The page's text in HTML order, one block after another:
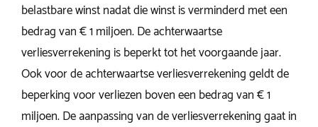
belastbare winst nadat die winst is verminderd met een
bedrag van € 1 miljoen. De achterwaartse
verliesverrekening is beperkt tot het voorgaande jaar.
Ook voor de achterwaartse verliesverrekening geldt de
beperking voor verliezen boven een bedrag van € 1
miljoen. De aanpassing van de verliesverrekening gaat in